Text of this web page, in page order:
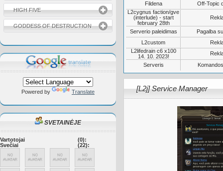
HIGH FIVE
GODDESS OF DESTRUCTION
Powered by Translate
SVETAINĖJE
Vartotojai
(0):
Svečiai
(22):
Fildena
Off-Topic
L2cygnus faction/gve
(interlude) - start
february 28th
Serverio paleidimas
Pagalba
L2custom
L2lifedrain c6 x100
14. 10. 2023!
Serveris
[L2j] Service Manager